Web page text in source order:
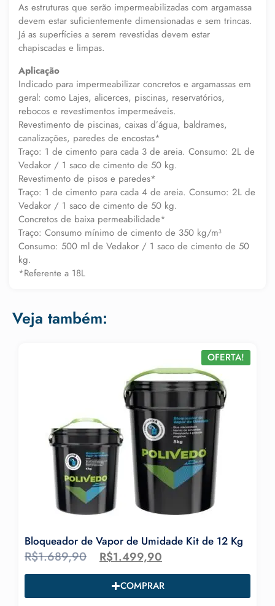
As estruturas que serão impermeabilizadas com argamassa
devem estar suficientemente dimensionadas e sem trincas.
Já as superfícies a serem revestidas devem estar
chapiscadas e limpas.
Aplicação
Indicado para impermeabilizar concretos e argamassas em
geral: como Lajes, alicerces, piscinas, reservatórios,
rebocos e revestimentos impermeáveis.
Revestimento de piscinas, caixas d’água, baldrames,
canalizações, paredes de encostas*
Traço: 1 de cimento para cada 3 de areia. Consumo: 2L de
Vedakor / 1 saco de cimento de 50 kg.
Revestimento de pisos e paredes*
Traço: 1 de cimento para cada 4 de areia. Consumo: 2L de
Vedakor / 1 saco de cimento de 50 kg.
Concretos de baixa permeabilidade*
Traço: Consumo mínimo de cimento de 350 kg/m³
Consumo: 500 ml de Vedakor / 1 saco de cimento de 50
kg.
*Referente a 18L
Veja também:
OFERTA!
Bloqueador de Vapor de Umidade Kit de 12 Kg
R$1.689,90 R$1.499,90
COMPRAR